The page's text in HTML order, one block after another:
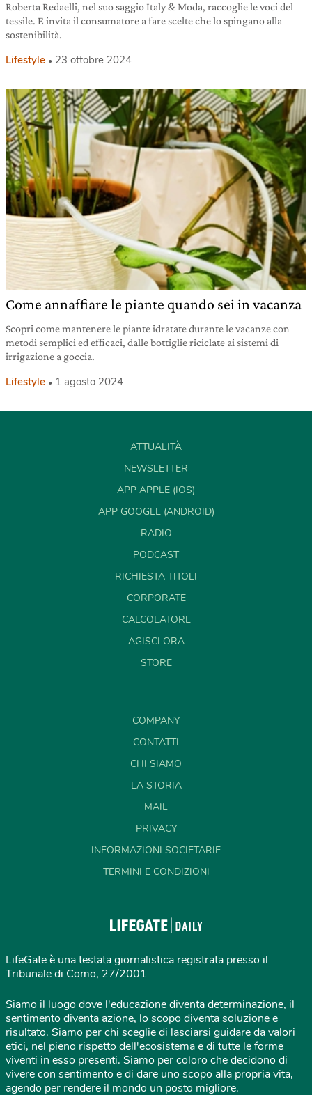
Roberta Redaelli, nel suo saggio Italy & Moda, raccoglie le voci del
tessile. E invita il consumatore a fare scelte che lo spingano alla
sostenibilità.
Lifestyle 23 ottobre 2024
Come annaffiare le piante quando sei in vacanza
Scopri come mantenere le piante idratate durante le vacanze con
metodi semplici ed efficaci, dalle bottiglie riciclate ai sistemi di
irrigazione a goccia.
Lifestyle 1 agosto 2024
ATTUALITÀ
NEWSLETTER
APP APPLE (IOS)
APP GOOGLE (ANDROID)
RADIO
PODCAST
RICHIESTA TITOLI
CORPORATE
CALCOLATORE
AGISCI ORA
STORE
COMPANY
CONTATTI
CHI SIAMO
LA STORIA
MAIL
PRIVACY
INFORMAZIONI SOCIETARIE
TERMINI E CONDIZIONI
LifeGate è una testata giornalistica registrata presso il
Tribunale di Como, 27/2001
Siamo il luogo dove l'educazione diventa determinazione, il
sentimento diventa azione, lo scopo diventa soluzione e
risultato. Siamo per chi sceglie di lasciarsi guidare da valori
etici, nel pieno rispetto dell'ecosistema e di tutte le forme
viventi in esso presenti. Siamo per coloro che decidono di
vivere con sentimento e di dare uno scopo alla propria vita,
agendo per rendere il mondo un posto migliore.